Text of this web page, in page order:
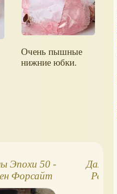
Очень пышные
нижние юбки.
Эпохи 50 -
Форсайт
Дамы